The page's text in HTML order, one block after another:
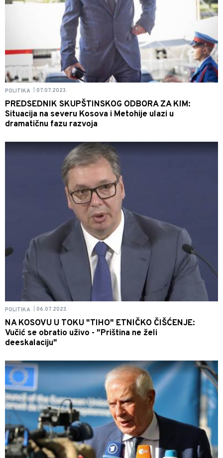
POLITIKA 07.07.2023.
PREDSEDNIK SKUPŠTINSKOG ODBORA ZA KIM:
Situacija na severu Kosova i Metohije ulazi u
dramatičnu fazu razvoja
POLITIKA 06.07.2023.
NA KOSOVU U TOKU "TIHO" ETNIČKO ČIŠĆENJE:
Vučić se obratio uživo - "Priština ne želi
deeskalaciju"